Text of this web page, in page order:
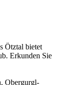
Ötztal bietet
Erkunden Sie